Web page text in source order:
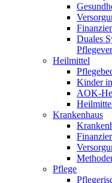
Duales
Heilmittel
Kinder
AOK-
Krankenhaus
Pflege